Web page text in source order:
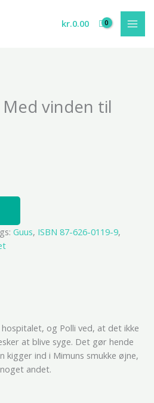
kr.0.00
Med vinden til
Guus, ISBN 87-626-0119-9,
og Polli ved, at det ikke
at blive syge. Det gør hende
kigger ind i Mimuns smukke øjne,
andet.